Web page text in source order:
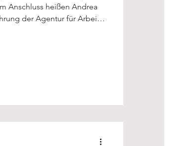
Anschluss heißen Andrea
der Agentur für Arbeit